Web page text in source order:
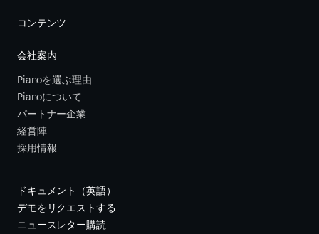
コンテンツ
会社案内
Pianoを選ぶ理由
Pianoについて
パートナー企業
経営陣
採用情報
ドキュメント（英語）
デモをリクエストする
ニュースレター購読